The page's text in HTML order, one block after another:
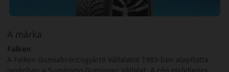
A márka
Falken
A Falken Gumiabroncsgyártó Vállalatot 1983-ban alapította